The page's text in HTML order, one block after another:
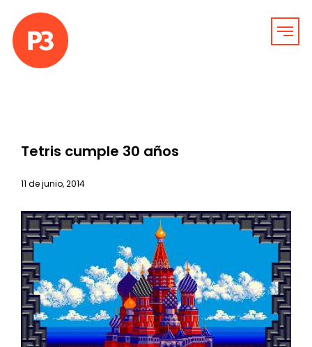
Tetris cumple 30 años
11 de junio, 2014